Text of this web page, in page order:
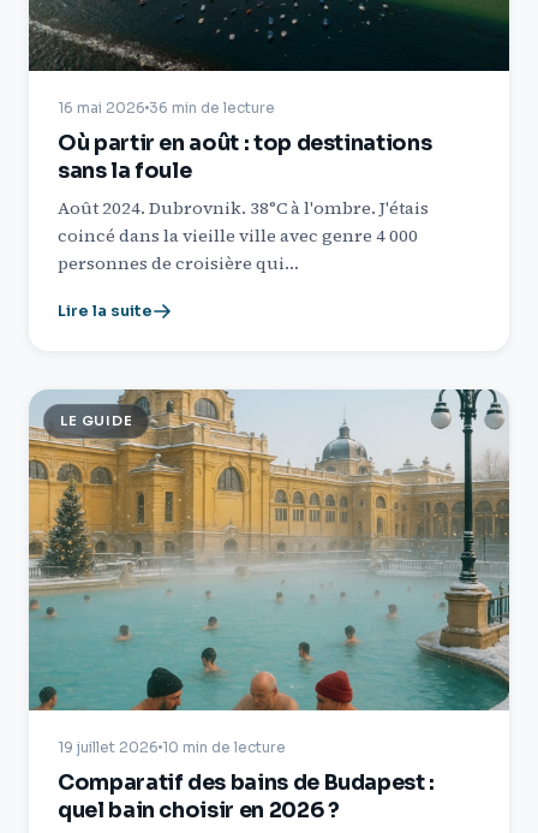
16 mai 2026 36 min de lecture
Où partir en août : top destinations
sans la foule
Août 2024. Dubrovnik. 38°C à l'ombre. J'étais
coincé dans la vieille ville avec genre 4 000
personnes de croisière qui…
Lire la suite
LE GUIDE
19 juillet 2026 10 min de lecture
Comparatif des bains de Budapest :
quel bain choisir en 2026 ?